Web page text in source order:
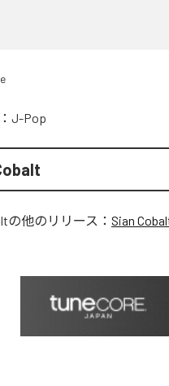
J-Pop
の他のリリース： Sian